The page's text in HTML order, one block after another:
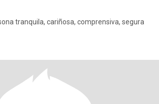
tranquila, cariñosa, comprensiva, segura